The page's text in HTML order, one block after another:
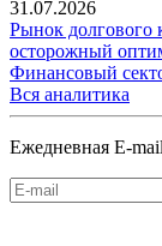
31.07.2026
Рынок долгового
осторожный
Финансовый
Вся аналитика
Ежедневная E-